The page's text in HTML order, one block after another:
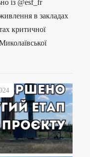
із @esf_fr
в закладах
критичної